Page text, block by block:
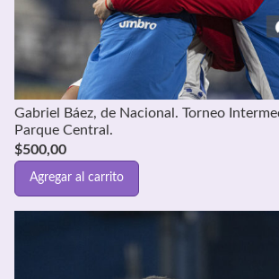
Gabriel Báez, de Nacional. Torneo
Parque Central.
$500,00
Agregar al carrito